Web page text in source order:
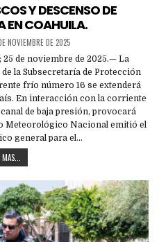
Y DESCENSO DE
EN COAHUILA.
NOVIEMBRE DE 2025
25 de noviembre de 2025.— La
la Subsecretaría de Protección
frío número 16 se extenderá
En interacción con la corriente
de baja presión, provocará
Meteorológico Nacional emitió el
general para el…